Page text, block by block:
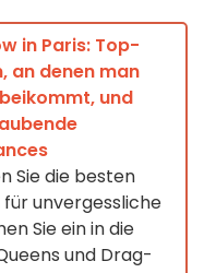
in Paris: Top-
an denen man
und
Sie die besten
unvergessliche
Sie ein in die
und Drag-